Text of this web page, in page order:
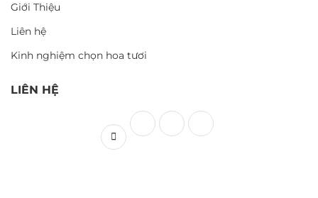
Giới Thiệu
Liên hệ
Kinh nghiệm chọn hoa tươi
LIÊN HỆ